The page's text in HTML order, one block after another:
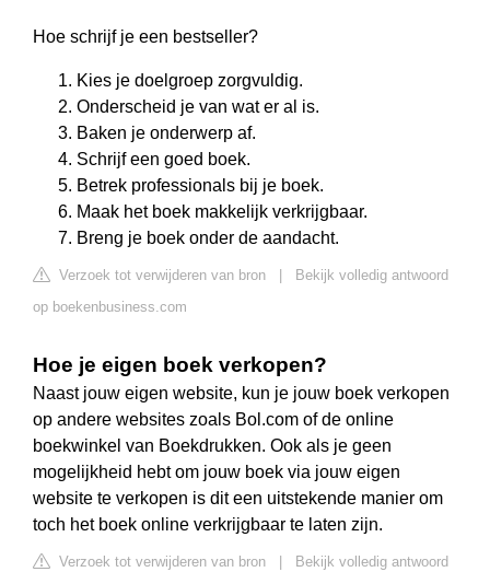
Hoe schrijf je een bestseller?
Kies je doelgroep zorgvuldig.
Onderscheid je van wat er al is.
Baken je onderwerp af.
Schrijf een goed boek.
Betrek professionals bij je boek.
Maak het boek makkelijk verkrijgbaar.
Breng je boek onder de aandacht.
Verzoek tot verwijderen van bron
Bekijk volledig antwoord
op boekenbusiness.com
Hoe je eigen boek verkopen?
Naast jouw eigen website, kun je jouw boek verkopen
op andere websites zoals Bol.com of de online
boekwinkel van Boekdrukken. Ook als je geen
mogelijkheid hebt om jouw boek via jouw eigen
website te verkopen is dit een uitstekende manier om
toch het boek online verkrijgbaar te laten zijn.
Verzoek tot verwijderen van bron
Bekijk volledig antwoord